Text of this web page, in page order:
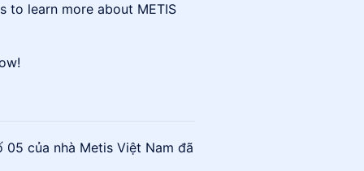
to learn more about METIS
của nhà Metis Việt Nam đã